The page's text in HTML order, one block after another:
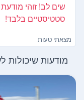
שים לב! זוהי מודעת
סטטיסטיים בלבד!
מצאתי טעות
מודעות שיכולות